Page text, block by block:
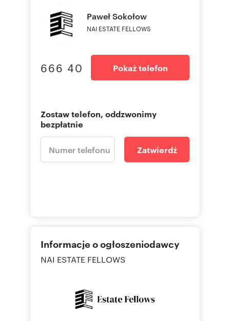
PawełSokołow
NAI ESTATE FELLOWS
666 40 Pokaż telefon
Zostaw telefon, oddzwonimy
bezpłatnie
Zatwierdź
Informacje o ogłoszeniodawcy
NAI ESTATE FELLOWS